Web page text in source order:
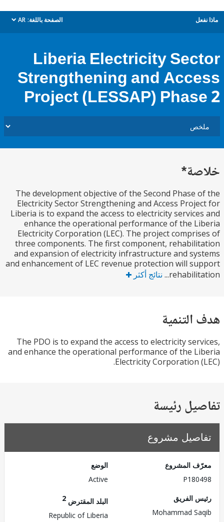
الصفحة باللغة: AR
dropdown
Liberia Electricity
Strengthening and
Project (LESSAP)
The development objective of the Second Phase
Electricity Sector Strengthening and Access
Liberia is to expand the access to electricity
enhance the operational performance of the
Electricity Corporation (LEC). The project
three components. The first component,
and expansion of electricity infrastructure and
and enhancement of LEC revenue protection will
نتائج أكثر
The PDO is to expand the access to electricity
and enhance the operational performance of the
Electricity Corporation
رئيسة
مشروع
المشروع
الفريق
Mohammad
البلد المقترض
Republic of Liberia